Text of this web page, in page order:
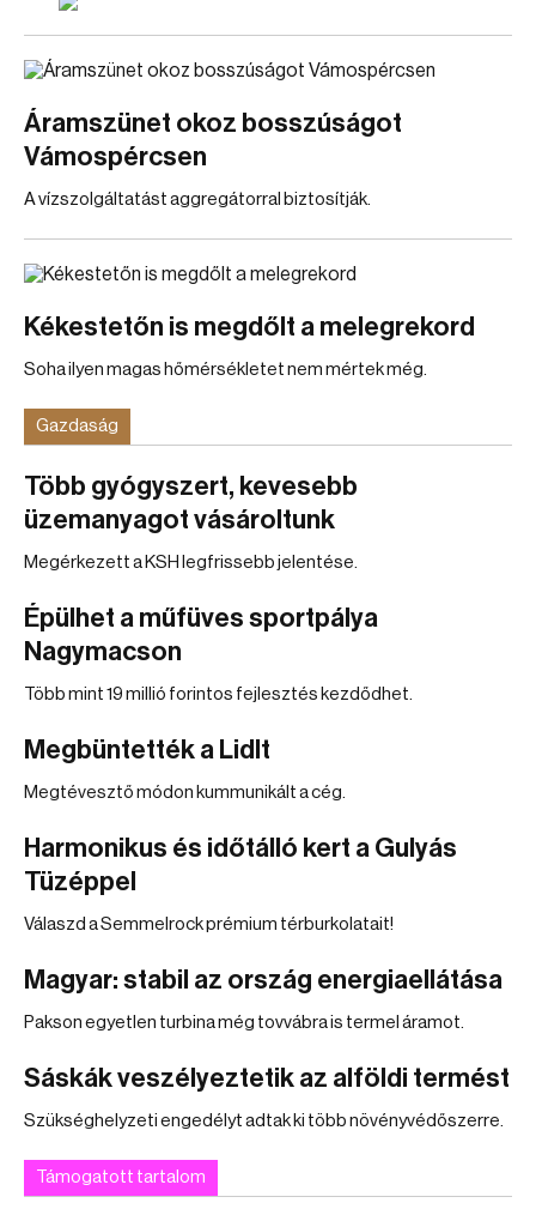
Áramszünet okoz bosszúságot
Vámospércsen
A vízszolgáltatást aggregátorral biztosítják.
Kékestetőn is megdőlt a melegrekord
Soha ilyen magas hőmérsékletet nem mértek még.
Gazdaság
Több gyógyszert, kevesebb
üzemanyagot vásároltunk
Megérkezett a KSH legfrissebb jelentése.
Épülhet a műfüves sportpálya
Nagymacson
Több mint 19 millió forintos fejlesztés kezdődhet.
Megbüntették a Lidlt
Megtévesztő módon kummunikált a cég.
Harmonikus és időtálló kert a Gulyás
Tüzéppel
Válaszd a Semmelrock prémium térburkolatait!
Magyar: stabil az ország energiaellátása
Pakson egyetlen turbina még tovvábra is termel áramot.
Sáskák veszélyeztetik az alföldi termést
Szükséghelyzeti engedélyt adtak ki több növényvédőszerre.
Támogatott tartalom